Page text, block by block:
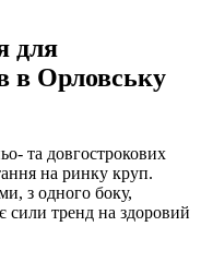
для
в Орловську
та довгострокових
на ринку круп.
з одного боку,
сили тренд на здоровий